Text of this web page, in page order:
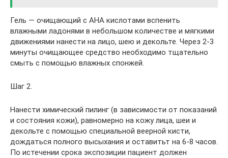
Гель — очищающий с АНА кислотами вспенить
влажными ладонями в небольшом количестве и мягкими
движениями нанести на лицо, шею и декольте. Через 2-3
минуты очищающее средство необходимо тщательно
смыть с помощью влажных спонжей.
Шаг 2.
Нанести химический пилинг (в зависимости от показаний
и состояния кожи), равномерно на кожу лица, шеи и
декольте с помощью специальной веерной кисти,
дождаться полного высыхания и оставитьт на 6-8 часов.
По истечении срока экспозиции пациент должен